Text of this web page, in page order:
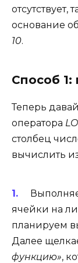
отсутствует,
основание
10.
Способ 1:
Теперь
оператора
столбец
вычислить
ячейки на
планируем
Далее
функцию»,